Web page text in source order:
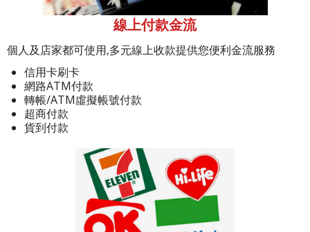
線上付款金流
個人及店家都可使用,多元線上收款提供您便利金流服務
信用卡刷卡
網路ATM付款
轉帳/ATM虛擬帳號付款
超商付款
貨到付款